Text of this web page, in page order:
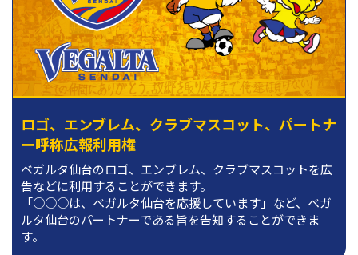
ロゴ、エンブレム、クラブマスコット、パートナ
ー呼称広報利用権
ベガルタ仙台のロゴ、エンブレム、クラブマスコットを広
告などに利用することができます。
「○○○は、ベガルタ仙台を応援しています」など、ベガ
ルタ仙台のパートナーである旨を告知することができま
す。